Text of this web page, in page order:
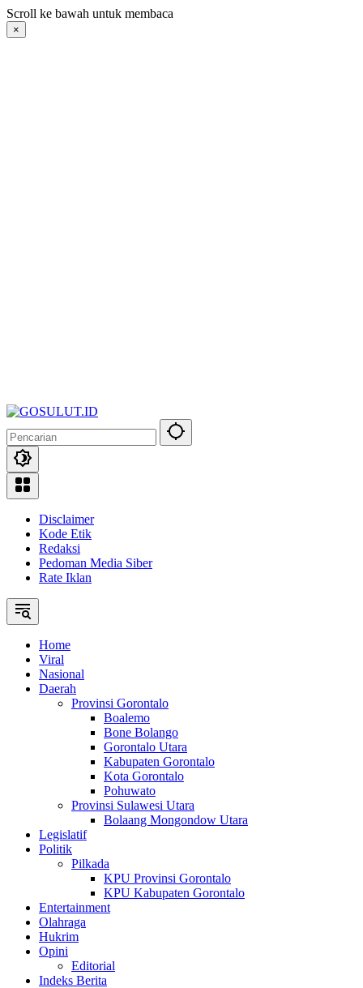
Langsung
ke
konten
Scroll ke bawah untuk membaca
×
Disclaimer
Kode Etik
Redaksi
Pedoman Media Siber
Rate Iklan
Home
Viral
Nasional
Daerah
Provinsi Gorontalo
Boalemo
Bone Bolango
Gorontalo Utara
Kabupaten Gorontalo
Kota Gorontalo
Pohuwato
Provinsi Sulawesi Utara
Bolaang Mongondow Utara
Legislatif
Politik
Pilkada
KPU Provinsi Gorontalo
KPU Kabupaten Gorontalo
Entertainment
Olahraga
Hukrim
Opini
Editorial
Indeks Berita